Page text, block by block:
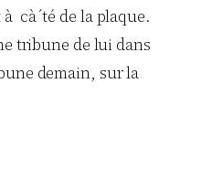
cà´té de la plaque.
tribune de lui dans
demain, sur la